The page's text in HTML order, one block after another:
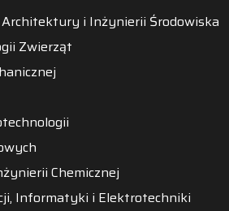
i Inżynierii Środowiska
Zwierząt
Chemicznej
Informatyki i Elektrotechniki